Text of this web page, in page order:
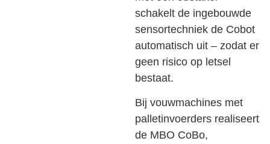
schakelt de ingebouwde
sensortechniek de Cobot
automatisch uit – zodat er
geen risico op letsel
bestaat.
Bij vouwmachines met
palletinvoerders realiseert
de MBO CoBo,